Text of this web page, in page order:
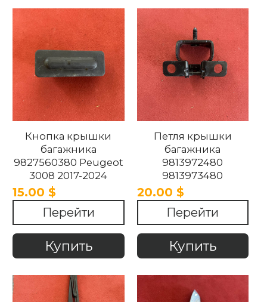
Кнопка крышки
багажника
9827560380 Peugeot
3008 2017-2024
15.00 $
Перейти
Купить
Петля крышки
багажника
9813972480
9813973480
9828671980 Peugeot
3008 2017-2024
20.00 $
Перейти
Купить